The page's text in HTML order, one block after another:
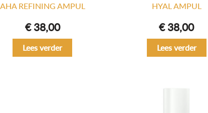
AHA REFINING AMPUL
€38,00
Lees verder
HYAL AMPUL
€38,00
Lees verder